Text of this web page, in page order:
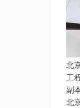
北
工
副
北